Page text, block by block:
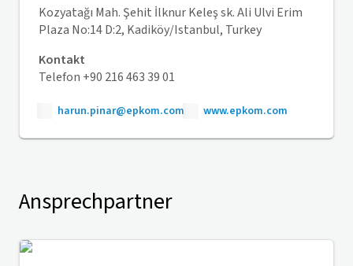
Kozyatağı Mah. Şehit İlknur Keleş sk. Ali Ulvi Erim
Plaza No:14 D:2, Kadiköy/Istanbul, Turkey
Kontakt
Telefon +90 216 463 39 01
harun.pinar@epkom.com www.epkom.com
Ansprechpartner